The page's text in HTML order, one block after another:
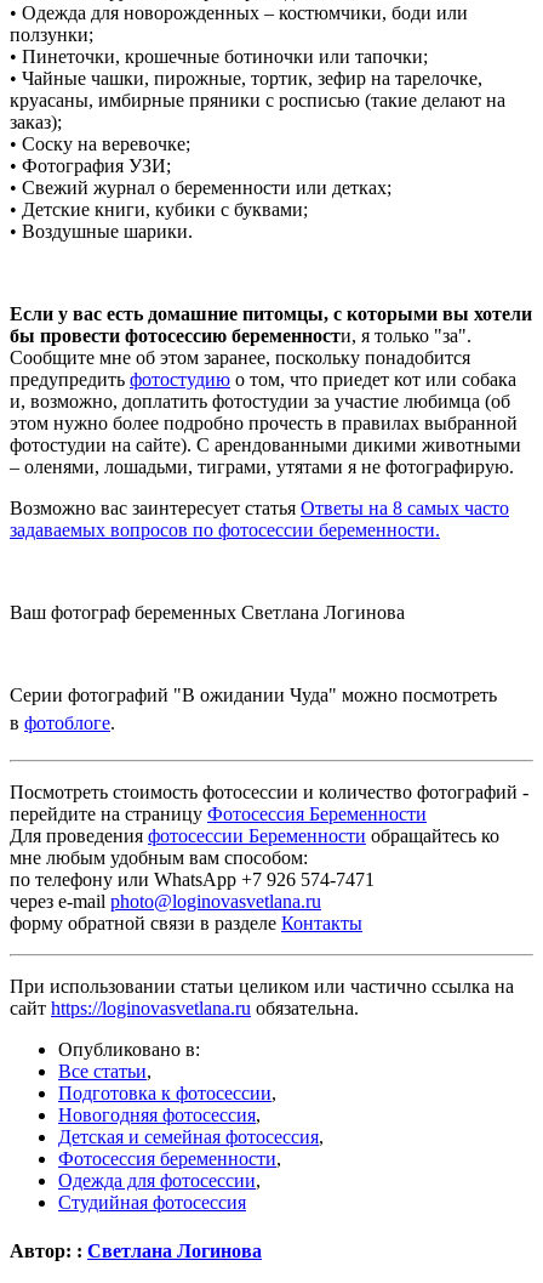
• Одежда для новорожденных – костюмчики, боди или
ползунки;
• Пинеточки, крошечные ботиночки или тапочки;
• Чайные чашки, пирожные, тортик, зефир на тарелочке,
круасаны, имбирные пряники с росписью (такие делают на
заказ);
• Соску на веревочке;
• Фотография УЗИ;
• Свежий журнал о беременности или детках;
• Детские книги, кубики с буквами;
• Воздушные шарики.
Если у вас есть домашние питомцы, с которыми вы хотели
бы провести фотосессию беременности, я только "за".
Сообщите мне об этом заранее, поскольку понадобится
предупредить фотостудию о том, что приедет кот или собака
и, возможно, доплатить фотостудии за участие любимца (об
этом нужно более подробно прочесть в правилах выбранной
фотостудии на сайте). С арендованными дикими животными
– оленями, лошадьми, тиграми, утятами я не фотографирую.
Возможно вас заинтересует статья Ответы на 8 самых часто
задаваемых вопросов по фотосессии беременности.
Ваш фотограф беременных Светлана Логинова
Серии фотографий "В ожидании Чуда" можно посмотреть
в фотоблоге.
Посмотреть стоимость фотосессии и количество фотографий -
перейдите на страницу Фотосессия Беременности
Для проведения фотосессии Беременности обращайтесь ко
мне любым удобным вам способом:
по телефону или WhatsApp +7 926 574-7471
через e-mail photo@loginovasvetlana.ru
форму обратной связи в разделе Контакты
При использовании статьи целиком или частично ссылка на
сайт https://loginovasvetlana.ru обязательна.
Опубликовано в:
Все статьи,
Подготовка к фотосессии,
Новогодняя фотосессия,
Детская и семейная фотосессия,
Фотосессия беременности,
Одежда для фотосессии,
Студийная фотосессия
Автор: : Светлана Логинова